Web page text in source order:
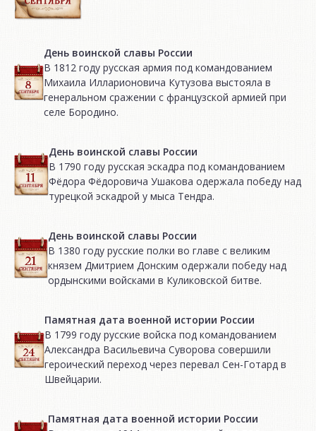
День воинской славы России
В 1812 году русская армия под командованием
Михаила Илларионовича Кутузова выстояла в
генеральном сражении с французской армией при
селе Бородино.
День воинской славы России
В 1790 году русская эскадра под командованием
Фёдора Фёдоровича Ушакова одержала победу над
турецкой эскадрой у мыса Тендра.
День воинской славы России
В 1380 году русские полки во главе с великим
князем Дмитрием Донским одержали победу над
ордынскими войсками в Куликовской битве.
Памятная дата военной истории России
В 1799 году русские войска под командованием
Александра Васильевича Суворова совершили
героический переход через перевал Сен-Готард в
Швейцарии.
Памятная дата военной истории России